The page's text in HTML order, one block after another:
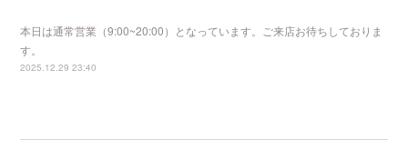
本日は通常営業（9:00~20:00）となっています。ご来店お待ちしておりま
す。
2025.12.29 23:40